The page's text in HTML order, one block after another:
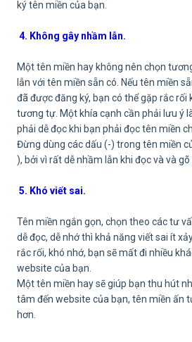
ký tên miền của bạn.
4. Không gây nhầm lẫn.
Một tên miền hay không nên chọn
lẫn với tên miền sẵn có. Nếu tên miền
đã được đăng ký, bạn có thể gặp rắc rối
tương tự. Một khía cạnh cần phải lưu ý
phải dễ đọc khi bạn phải đọc tên miền
Đừng dùng các dấu (-) trong tên miền
), bởi vì rất dễ nhầm lẫn khi đọc và và
5. Khó viết sai.
Tên miền ngắn gọn, chọn theo các tư
dễ đọc, dễ nhớ thì khả năng viết sai ít
rắc rối, khó nhớ, bạn sẽ mất đi nhiều
website của bạn.
Một tên miền hay sẽ giúp bạn thu hút
tâm đến website của bạn, tên miền ấn
hơn.